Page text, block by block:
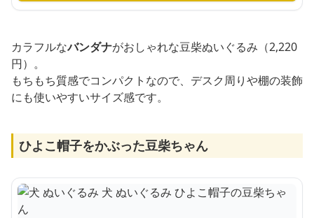
カラフルなバンダナがおしゃれな豆柴ぬいぐるみ（2,220
円）。
もちもち質感でコンパクトなので、デスク周りや棚の装飾
にも使いやすいサイズ感です。
ひよこ帽子をかぶった豆柴ちゃん